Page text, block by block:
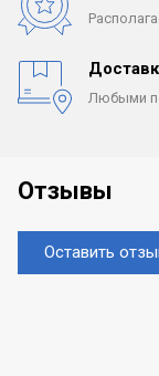
Любыми
Отзывы
Оставить